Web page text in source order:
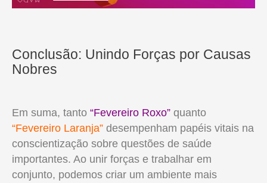
Conclusão: Unindo Forças por Causas
Nobres
Em suma, tanto “Fevereiro Roxo” quanto
“Fevereiro Laranja” desempenham papéis vitais na
conscientização sobre questões de saúde
importantes. Ao unir forças e trabalhar em
conjunto, podemos criar um ambiente mais